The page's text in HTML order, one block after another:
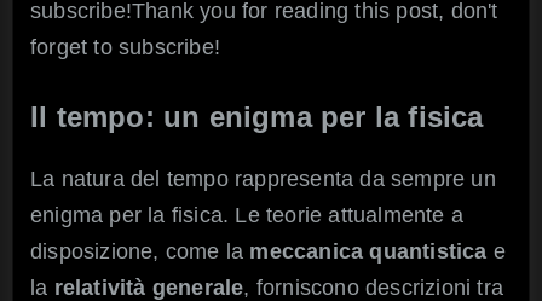
subscribe!Thank you for reading this post, don't
forget to subscribe!
Il tempo: un enigma per la fisica
La natura del tempo rappresenta da sempre un
enigma per la fisica. Le teorie attualmente a
disposizione, come la meccanica quantistica e
la relatività generale, forniscono descrizioni tra